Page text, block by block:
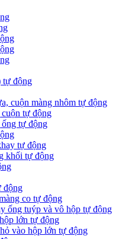
tự động
cuộn màng nhôm tự động
tự động
tự động
tự động
khối tự động
động
co tự động
ống tuýp và vô hộp tự động
lớn tự động
vào hộp lớn tự động